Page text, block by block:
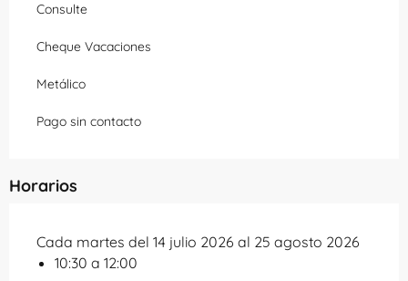
Consulte
Cheque Vacaciones
Metálico
Pago sin contacto
Horarios
Cada martes del 14 julio 2026 al 25 agosto 2026
10:30 a 12:00